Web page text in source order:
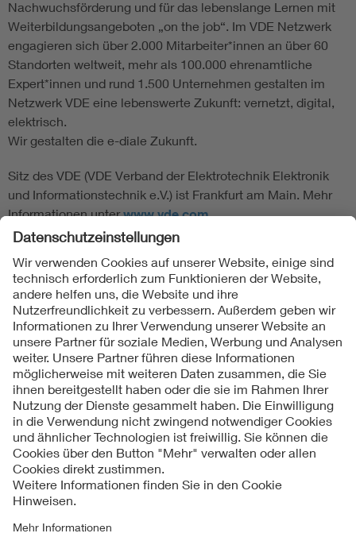
Nachwuchsförderung und für das lebenslange Lernen mit
Weiterbildungsangeboten „on the job“. Im VDE Netzwerk
engagieren sich über 2.000 Mitarbeiter*innen an über 60
Standorten weltweit, mehr als 100.000 ehrenamtliche
Expert*innen und rund 1.500 Unternehmen gestalten im
Netzwerk VDE eine lebenswerte Zukunft: vernetzt, digital,
elektrisch.
Wir gestalten die e-diale Zukunft.
Sitz des VDE (VDE Verband der Elektrotechnik Elektronik
und Informationstechnik e.V.) ist Frankfurt am Main. Mehr
Informationen unterwww.vde.com
Folgen Sie uns
Kontakte
Service
Impressum
Datenschutzinformationen
Cookie Hinweise